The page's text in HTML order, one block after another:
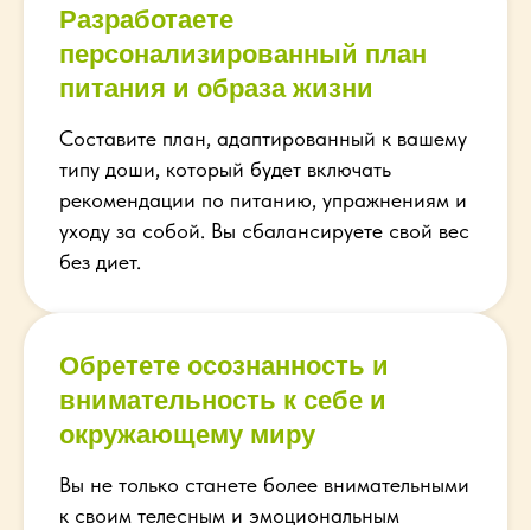
Разработаете
персонализированный план
питания и образа жизни
Составите план, адаптированный к вашему
типу доши, который будет включать
рекомендации по питанию, упражнениям и
уходу за собой. Вы сбалансируете свой вес
без диет.
Обретете осознанность и
внимательность к себе и
окружающему миру
Вы не только станете более внимательными
к своим телесным и эмоциональным